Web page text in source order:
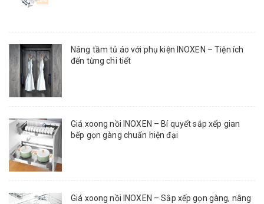
Nâng tầm tủ áo với phụ kiện INOXEN – Tiện ích
đến từng chi tiết
Giá xoong nồi INOXEN – Bí quyết sắp xếp gian
bếp gọn gàng chuẩn hiện đại
Giá xoong nồi INOXEN – Sắp xếp gọn gàng, nâng